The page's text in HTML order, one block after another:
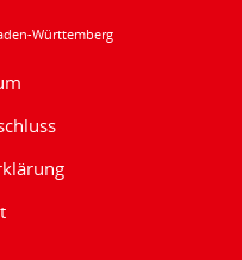
Württemberg